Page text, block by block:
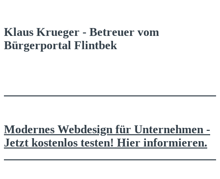
Klaus Krueger - Betreuer vom
Bürgerportal Flintbek
Modernes Webdesign für Unternehmen -
Jetzt kostenlos testen! Hier informieren.